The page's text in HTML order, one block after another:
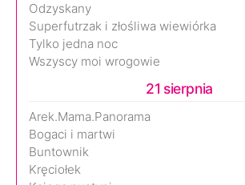
Odzyskany
Superfutrzak i złośliwa wiewiórka
Tylko jedna noc
Wszyscy moi wrogowie
21 sierpnia
Arek.Mama.Panorama
Bogaci i martwi
Buntownik
Kręciołek